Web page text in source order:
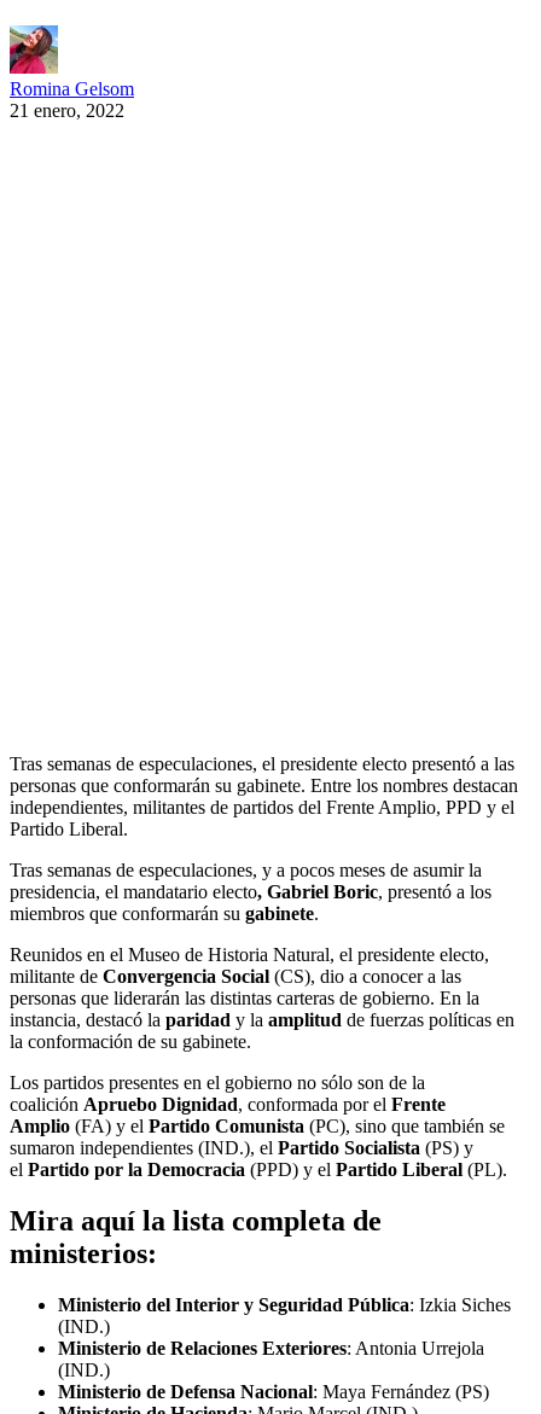
Romina Gelsom
21 enero, 2022
Tras semanas de especulaciones, el presidente electo presentó a las
personas que conformarán su gabinete. Entre los nombres destacan
independientes, militantes de partidos del Frente Amplio, PPD y el
Partido Liberal.
Tras semanas de especulaciones, y a pocos meses de asumir la
presidencia, el mandatario electo, Gabriel Boric, presentó a los
miembros que conformarán su gabinete.
Reunidos en el Museo de Historia Natural, el presidente electo,
militante de Convergencia Social (CS), dio a conocer a las
personas que liderarán las distintas carteras de gobierno. En la
instancia, destacó la paridad y la amplitud de fuerzas políticas en
la conformación de su gabinete.
Los partidos presentes en el gobierno no sólo son de la
coalición Apruebo Dignidad, conformada por el Frente
Amplio (FA) y el Partido Comunista (PC), sino que también se
sumaron independientes (IND.), el Partido Socialista (PS) y
el Partido por la Democracia (PPD) y el Partido Liberal (PL).
Mira aquí la lista completa de
ministerios:
Ministerio del Interior y Seguridad Pública: Izkia Siches
(IND.)
Ministerio de Relaciones Exteriores: Antonia Urrejola
(IND.)
Ministerio de Defensa Nacional: Maya Fernández (PS)